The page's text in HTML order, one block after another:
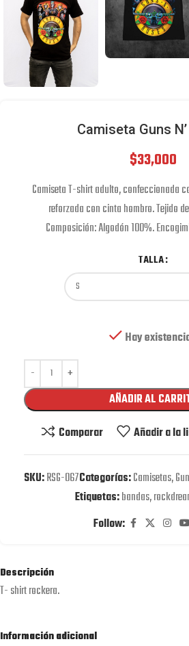
Camiseta Guns
$33,000
Camiseta T-shirt adulto, confeccionada
reforzada con cinta hombro. Tejido
Composición: Algodón 100%.
TALLA
Hay
AÑADIR AL
Comparar
Añadir a la
SKU:RSG-067Categorías:Camisetas,
Etiquetas:bandas,
Follow:
Descripción
T- shirt rockera.
Información adicional